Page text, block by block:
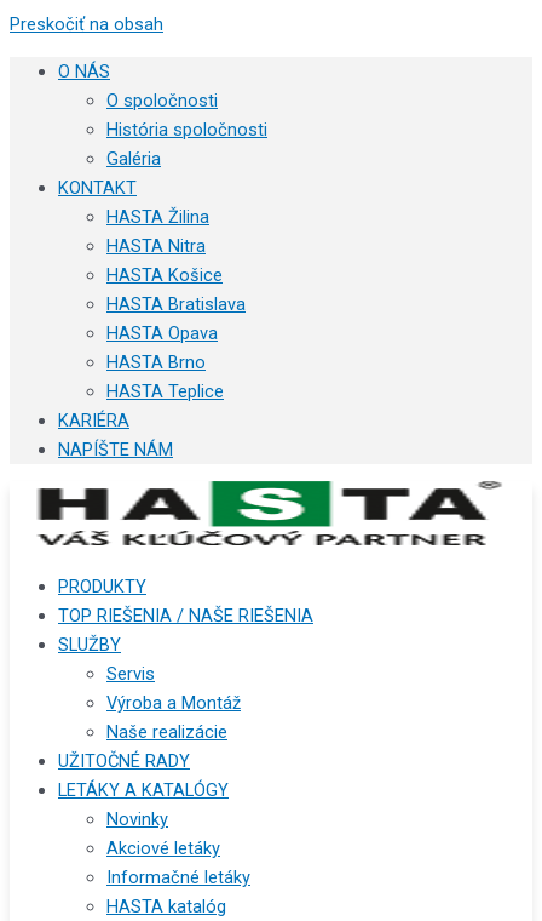
Preskočiť na obsah
O NÁS
O spoločnosti
História spoločnosti
Galéria
KONTAKT
HASTA Žilina
HASTA Nitra
HASTA Košice
HASTA Bratislava
HASTA Opava
HASTA Brno
HASTA Teplice
KARIÉRA
NAPÍŠTE NÁM
PRODUKTY
TOP RIEŠENIA / NAŠE RIEŠENIA
SLUŽBY
Servis
Výroba a Montáž
Naše realizácie
UŽITOČNÉ RADY
LETÁKY A KATALÓGY
Novinky
Akciové letáky
Informačné letáky
HASTA katalóg